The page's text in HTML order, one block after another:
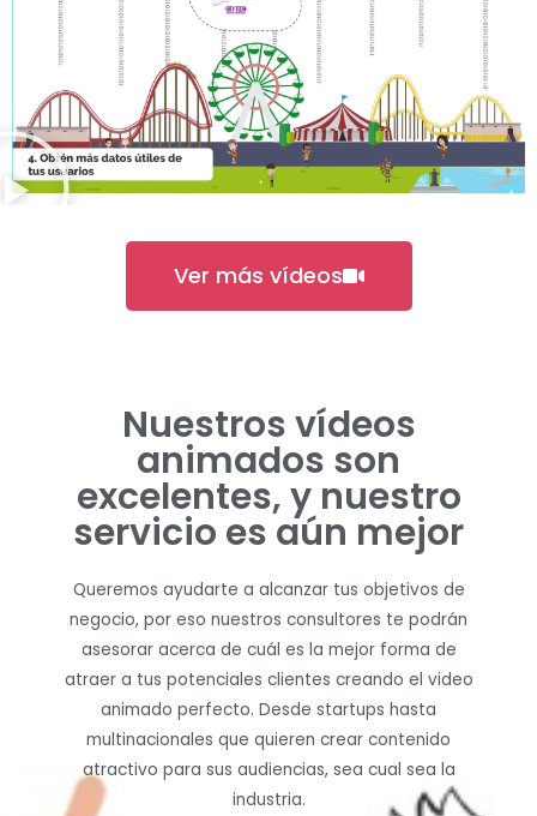
Ver más vídeos
Nuestros vídeos
animados son
excelentes, y nuestro
servicio es aún mejor
Queremos ayudarte a alcanzar tus objetivos de
negocio, por eso nuestros consultores te podrán
asesorar acerca de cuál es la mejor forma de
atraer a tus potenciales clientes creando el video
animado perfecto. Desde startups hasta
multinacionales que quieren crear contenido
atractivo para sus audiencias, sea cual sea la
industria.